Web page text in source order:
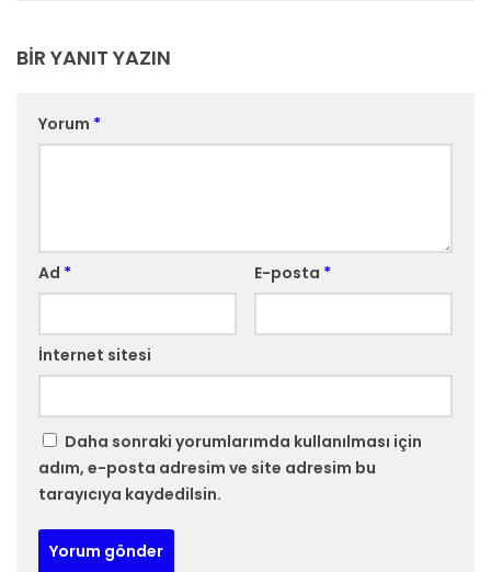
BIR YANIT YAZIN
Yorum *
Ad * E-posta *
İnternet sitesi
Daha sonraki yorumlarımda kullanılması için
adım, e-posta adresim ve site adresim bu
tarayıcıya kaydedilsin.